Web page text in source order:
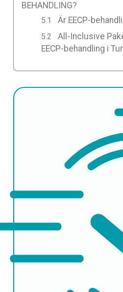
BEHANDLING?
Är EECP-
All-Inclusive
EECP-behandling i